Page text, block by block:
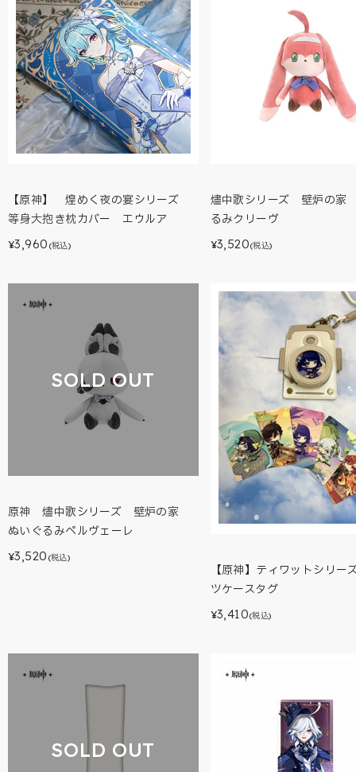
【原神】 煌めく夜の宴シリーズ
等身大抱き枕カバー エウルア
¥3,960 (税込)
燼中歌シリーズ 壁炉の家
るみクリーヴ
¥3,520(税込)
SOLD OUT
原神 燼中歌シリーズ 壁炉の家
ぬいぐるみペルヴェーレ
¥3,520 (税込)
【原神】ティワットシリ
ツケースタグ
¥3,410(税込)
SOLD OUT